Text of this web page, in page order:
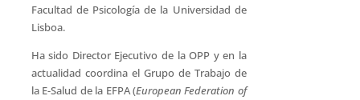
Facultad de Psicología de la Universidad de
Lisboa.
Ha sido Director Ejecutivo de la OPP y en la
actualidad coordina el Grupo de Trabajo de
la E-Salud de la EFPA (European Federation of